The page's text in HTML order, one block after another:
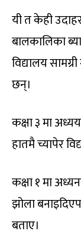
यी त केही
बालकालिका
विद्यालय
छन्।
कक्षा ३ मा
हातमै च्यापेर
कक्षा १ मा
झोला
बताए।